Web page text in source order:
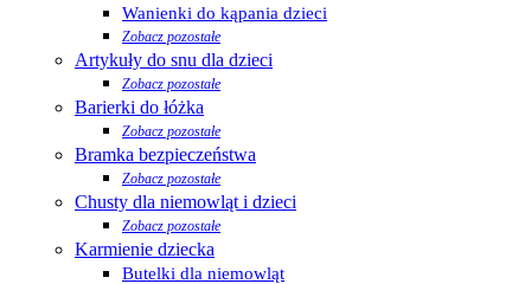
Wanienki do kąpania dzieci
Zobacz pozostałe
Artykuły do snu dla dzieci
Zobacz pozostałe
Barierki do łóżka
Zobacz pozostałe
Bramka bezpieczeństwa
Zobacz pozostałe
Chusty dla niemowląt i dzieci
Zobacz pozostałe
Karmienie dziecka
Butelki dla niemowląt